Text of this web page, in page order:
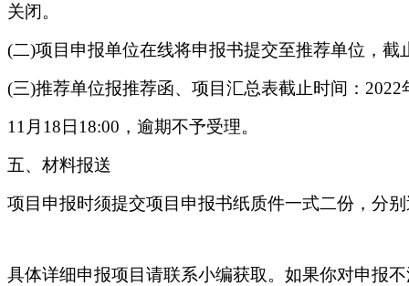
关闭。
(二)项目申报单位在线将申报书提交至推荐单位，
(三)推荐单位报推荐函、项目汇总表截止时间：2022
11月18日18:00，逾期不予受理。
五、材料报送
项目申报时须提交项目申报书纸质件一式二份，分
具体详细申报项目请联系小编获取。 如果你对申报